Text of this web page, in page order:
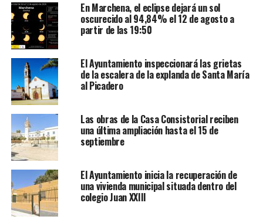
En Marchena, el eclipse dejará un sol
oscurecido al 94,84% el 12 de agosto a
partir de las 19:50
El Ayuntamiento inspeccionará las grietas
de la escalera de la explanda de Santa María
al Picadero
Las obras de la Casa Consistorial reciben
una última ampliación hasta el 15 de
septiembre
El Ayuntamiento inicia la recuperación de
una vivienda municipal situada dentro del
colegio Juan XXIII